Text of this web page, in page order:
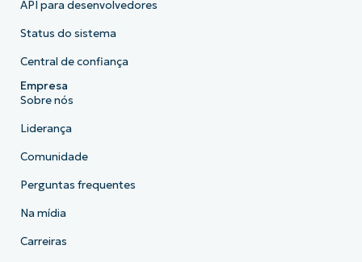
API para desenvolvedores
Status do sistema
Central de confiança
Empresa
Sobre nós
Liderança
Comunidade
Perguntas frequentes
Na mídia
Carreiras